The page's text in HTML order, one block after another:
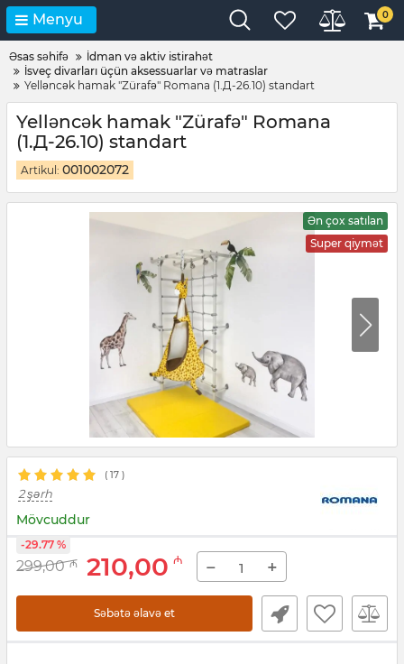
Menyu 0
Əsas səhifə
İdman və aktiv istirahət
İsveç divarları üçün aksessuarlar və matraslar
Yelləncək hamak "Zürafə" Romana (1.Д-26.10) standart
Yelləncək hamak "Zürafə" Romana
(1.Д-26.10) standart
Artikul: 001002072
Ən çox satılan
Super qiymət
( 17 )
2 şərh
Mövcuddur
299,00 ₼ 210,00 ₼
-29.77 %
− +
Səbətə əlavə et